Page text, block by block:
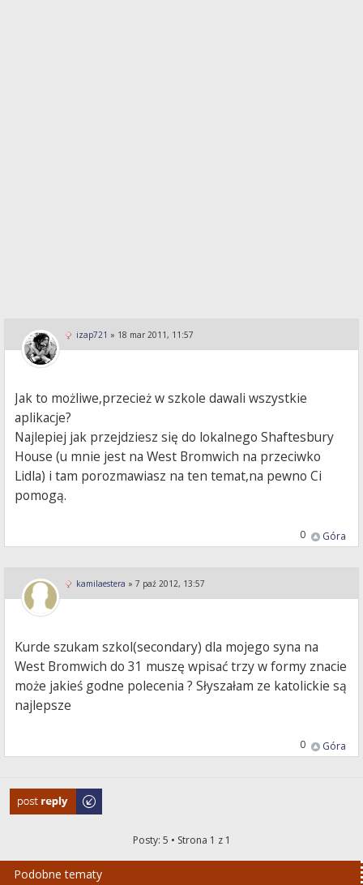
izap721 » 18 mar 2011, 11:57
Jak to możliwe,przecież w szkole dawali wszystkie
aplikacje?
Najlepiej jak przejdziesz się do lokalnego Shaftesbury
House (u mnie jest na West Bromwich na przeciwko
Lidla) i tam porozmawiasz na ten temat,na pewno Ci
pomogą.
Góra
0
kamilaestera » 7 paź 2012, 13:57
Kurde szukam szkol(secondary) dla mojego syna na
West Bromwich do 31 muszę wpisać trzy w formy znacie
może jakieś godne polecenia ? Słyszałam ze katolickie są
najlepsze
Góra
0
Odpowiedz
Posty: 5 • Strona 1 z 1
Podobne tematy